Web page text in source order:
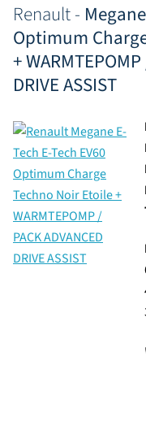
Renault -
Optimum
+
DRIVE ASSIST